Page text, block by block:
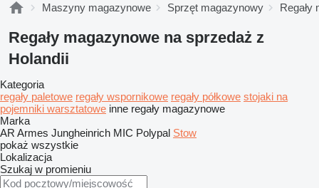
Maszyny magazynowe Sprzęt magazynowy Regały
Regały magazynowe na sprzedaż z
Holandii
Kategoria
regały paletowe regały wspornikowe regały półkowe stojaki na
pojemniki warsztatowe inne regały magazynowe
Marka
AR Armes Jungheinrich MIC Polypal Stow
pokaż wszystkie
Lokalizacja
Szukaj w promieniu